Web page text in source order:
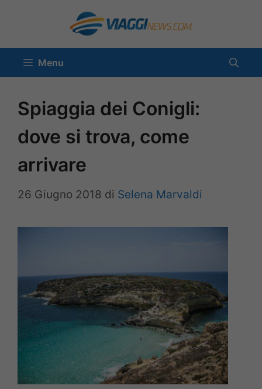
contenuto
Menu
Spiaggia dei Conigli:
dove si trova, come
arrivare
26 Giugno 2018 di Selena Marvaldi